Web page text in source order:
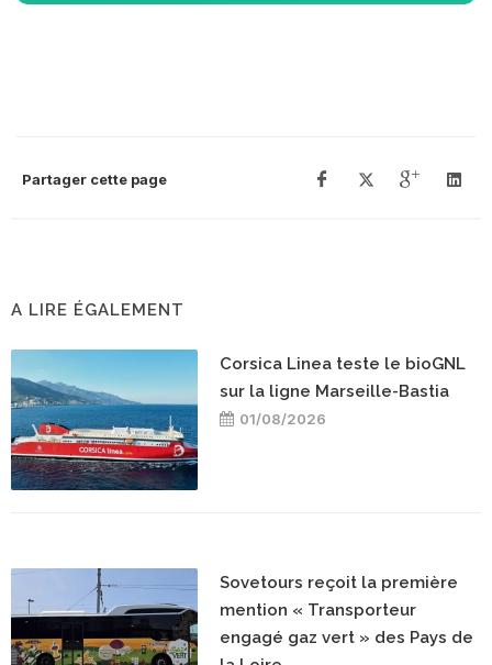
Partager cette page
A LIRE ÉGALEMENT
Corsica Linea teste le bioGNL
sur la ligne Marseille-Bastia
01/08/2026
Sovetours reçoit la première
mention « Transporteur
engagé gaz vert » des Pays de